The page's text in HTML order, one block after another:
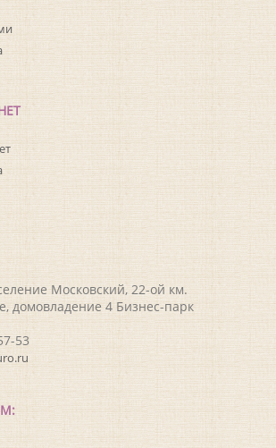
Московский, 22-ой км.
домовладение 4 Бизнес-парк
53